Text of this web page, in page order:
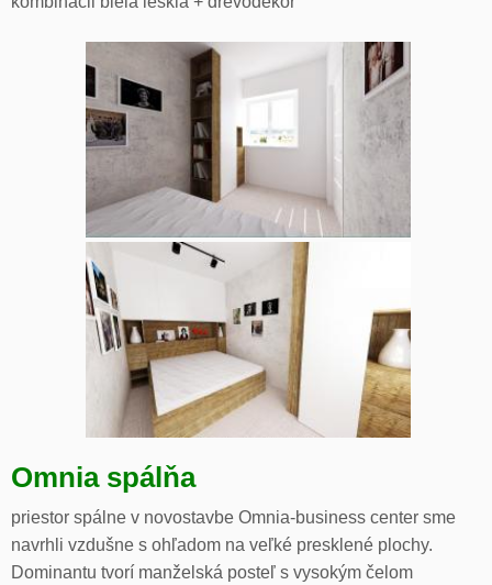
Omnia spálňa
priestor spálne v novostavbe Omnia-business center sme
navrhli vzdušne s ohľadom na veľké presklené plochy.
Dominantu tvorí manželská posteľ s vysokým čelom